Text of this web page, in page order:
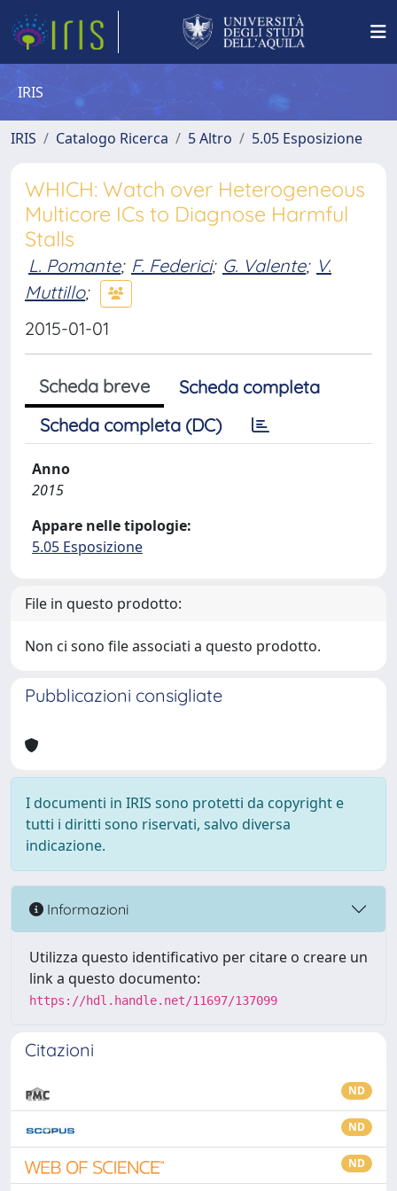
IRIS
IRIS Catalogo Ricerca 5 Altro 5.05 Esposizione
WHICH: Watch over Heterogeneous
Multicore ICs to Diagnose Harmful
Stalls
L. Pomante; F. Federici; G. Valente; V.
Muttillo;
2015-01-01
Scheda breve
Scheda completa
Scheda completa (DC)
Anno
2015
Appare nelle tipologie:
5.05 Esposizione
File in questo prodotto:
Non ci sono file associati a questo prodotto.
Pubblicazioni consigliate
I documenti in IRIS sono protetti da copyright e
tutti i diritti sono riservati, salvo diversa
indicazione.
Informazioni
Utilizza questo identificativo per citare o creare un
link a questo documento:
https://hdl.handle.net/11697/137099
Citazioni
ND
ND
ND